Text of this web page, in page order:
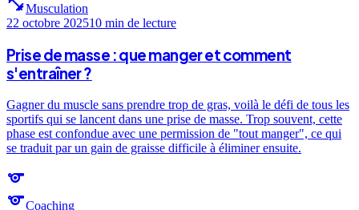
Musculation
22 octobre 202510 min de lecture
Prise de masse : que manger et comment
s'entraîner ?
Gagner du muscle sans prendre trop de gras, voilà le défi de tous les
sportifs qui se lancent dans une prise de masse. Trop souvent, cette
phase est confondue avec une permission de "tout manger", ce qui
se traduit par un gain de graisse difficile à éliminer ensuite.
sports
sportsCoaching